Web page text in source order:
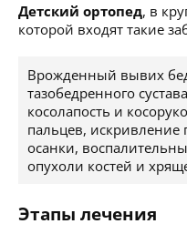
Детский ортопед, в
которой входят такие
Врожденный вывих
тазобедренного
косолапость и
пальцев,
осанки,
опухоли костей и
Этапы лечения